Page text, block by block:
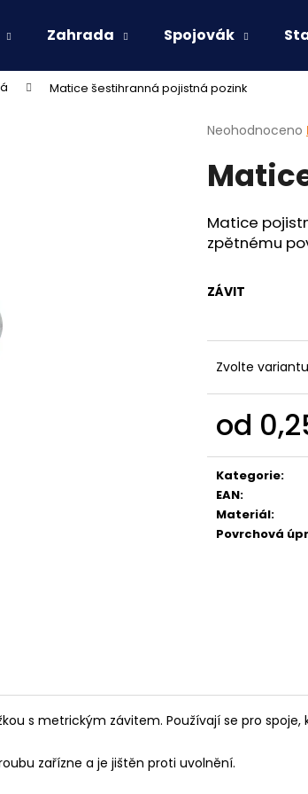
Zahrada Spojovák
Matice šestihranná pojistná pozink
Průměrné
produktu
je
z
5
hvězdiček.
Neohodnoceno
Matice
zpětnému
ZÁVIT
Zvolte variantu
od
cena:
Kategorie:
EAN:
Materiál:
Povrchová
s metrickým závitem. Používají se pro
zařízne a je jištěn proti uvolnění.
Co potřebujete najít?
HLEDAT
MATICE ŠESTIHRANNÁ PRODLOUŽENÁ